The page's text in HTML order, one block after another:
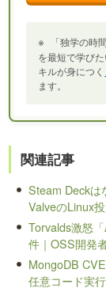
※
「独学の時
を最短で学び
キルが身につく
ます。
関連記事
Steam Deckは
ValveのLinux
Torvalds激怒
件｜OSS開発
MongoDB
任意コード実